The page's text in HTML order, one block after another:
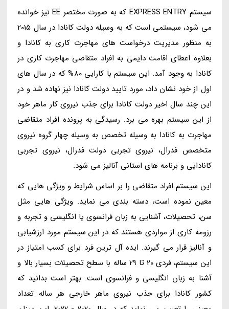
سیستم EXPRESS ENTRY که به صورت مختصر EE نیز خوانده
می شود، سیستمی است که به وسیله دولت کانادا در سال 2015
به منظور مدیریت درخواست های مهاجرت کاری به کانادا و
بعلاوه اعطای اقامت دایمی به افراد متقاضی مهاجرت کاری در
کانادا به وجود آمد. این سیستم با کارایی 80% که در سال های
اول از خود نشان داد، مورد تایید دولت کانادا نیز نهاده شد و در
این چند سال اخیر دولت کانادا برای جذب نیروی کار ماهر خود
از این سیستم بهره می برد. رسیدگی به پرونده افراد متقاضی
مهاجرت به کانادا به وسیله تخصص به وسیله چهار گروه نیروی
متخصص فدرال، نیروی تجربی دولت فدرال، نیروی تجربی
کانادایی و برنامه های استانی آنالیز می شود.
این سیستم افراد متقاضی را بر اساس شرایط و ویژگی هایی که
معین نموده است، دسته بندی می نماید. ویژگی هایی مثل
سن، تحصیلات، آشنایی به زبان فرانسوی یا انگلیسی و تجربه و
رزومه کاری از مواردی هستند که در این سیستم مورد ارزشیابی
و آنالیز قرار می گیرند. ایده آل ترین فرد برای کسب امتیاز در
این سیستم، فردی 20 تا 29 ساله با سطح تحصیلات بسیار بالا و
آشنا به زبان انگلیسی و فرانسوی است. بهتر است بدانید که
کشور کانادا برای جذب نیروی ماهر خارجی هر ساله تعداد